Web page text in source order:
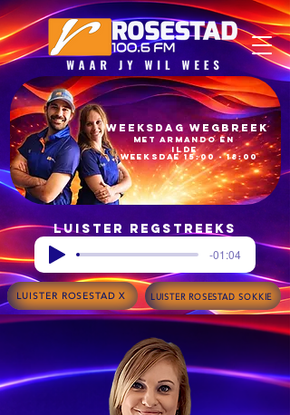
Weeksdae 15:00 - 18:00​
met armando en
ilde​
Weeksdag Wegbreek
Luister regstreeks
-01:04
LUISTER ROSESTAD X LUISTER ROSESTAD SOKKIE